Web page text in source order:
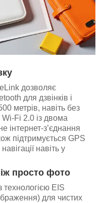
дозволяє
для дзвінків і
метрів, навіть без
Fi 2.0 із двома
інтернет-з’єднання
підтримується GPS
навіть у
просто фото
EIS
для чистих